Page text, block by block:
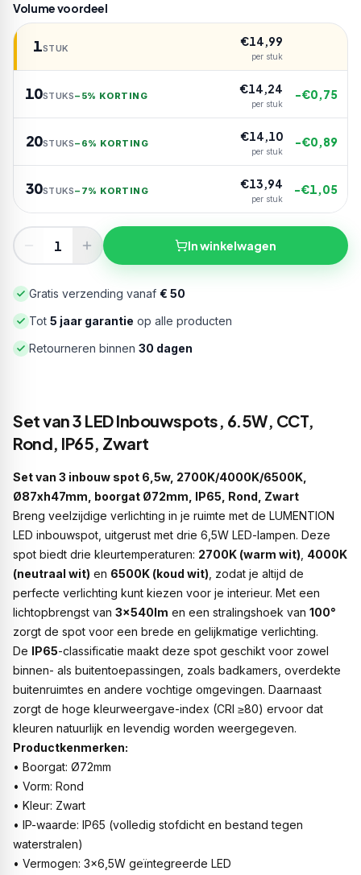
Volume voordeel
1STUK €14,99
per stuk
10STUKS− 5% KORTING €14,24
per stuk
−€0,75
20STUKS− 6% KORTING €14,10
per stuk
−€0,89
30STUKS− 7% KORTING €13,94
per stuk
−€1,05
In winkelwagen
Gratis verzending vanaf € 50
Tot 5 jaar garantie op alle producten
Retourneren binnen 30 dagen
Set van 3 LED Inbouwspots, 6.5W, CCT,
Rond, IP65, Zwart
Set van 3 inbouw spot 6,5w, 2700K/4000K/6500K,
Ø87xh47mm, boorgat Ø72mm, IP65, Rond, Zwart
Breng veelzijdige verlichting in je ruimte met de LUMENTION
LED inbouwspot, uitgerust met drie 6,5W LED-lampen. Deze
spot biedt drie kleurtemperaturen: 2700K (warm wit) 4000K
(neutraal wit) en 6500K (koud wit) , zodat je altijd de
perfecte verlichting kunt kiezen voor je interieur. Met een
lichtopbrengst van 3x540lm en een stralingshoek van 100°
zorgt de spot voor een brede en gelijkmatige verlichting.
De IP65-classificatie maakt deze spot geschikt voor zowel
binnen- als buitentoepassingen, zoals badkamers, overdekte
buitenruimtes en andere vochtige omgevingen. Daarnaast
zorgt de hoge kleurweergave-index (CRI ≥80) ervoor dat
kleuren natuurlijk en levendig worden weergegeven.
Productkenmerken:
• Boorgat: Ø72mm
• Vorm: Rond
• Kleur: Zwart
• IP-waarde: IP65 (volledig stofdicht en bestand tegen
waterstralen)
• Vermogen: 3x6,5W geïntegreerde LED